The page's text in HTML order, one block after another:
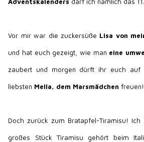
Vor mir war die zuckersüße Lisa von
und hat euch gezeigt, wie man eine
zaubert und morgen dürft ihr euch auf
liebsten Mella, dem Marsmädchen freuen!
Doch zurück zum Bratapfel-Tiramisu! Ich
großes Stück Tiramisu gehört beim